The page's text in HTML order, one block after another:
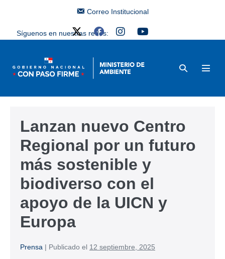
Correo Institucional
Síguenos en nuestras redes:
Lanzan nuevo Centro
Regional por un futuro
más sostenible y
biodiverso con el
apoyo de la UICN y
Europa
Prensa | Publicado el 12 septiembre, 2025